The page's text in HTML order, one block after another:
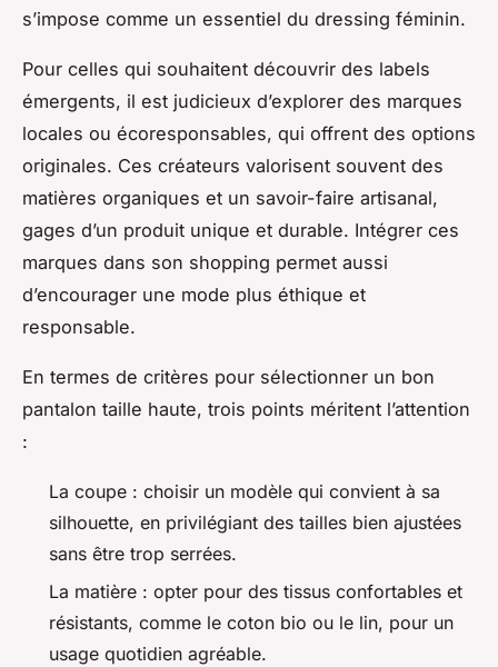
s’impose comme un essentiel du dressing féminin.
Pour celles qui souhaitent découvrir des labels
émergents, il est judicieux d’explorer des marques
locales ou écoresponsables, qui offrent des options
originales. Ces créateurs valorisent souvent des
matières organiques et un savoir-faire artisanal,
gages d’un produit unique et durable. Intégrer ces
marques dans son shopping permet aussi
d’encourager une mode plus éthique et
responsable.
En termes de critères pour sélectionner un bon
pantalon taille haute, trois points méritent l’attention
:
La coupe : choisir un modèle qui convient à sa
silhouette, en privilégiant des tailles bien ajustées
sans être trop serrées.
La matière : opter pour des tissus confortables et
résistants, comme le coton bio ou le lin, pour un
usage quotidien agréable.